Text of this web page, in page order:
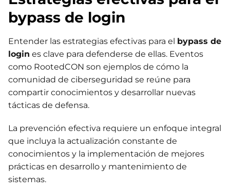
bypass de login
Entender las estrategias efectivas para el bypass de
login es clave para defenderse de ellas. Eventos
como RootedCON son ejemplos de cómo la
comunidad de ciberseguridad se reúne para
compartir conocimientos y desarrollar nuevas
tácticas de defensa.
La prevención efectiva requiere un enfoque integral
que incluya la actualización constante de
conocimientos y la implementación de mejores
prácticas en desarrollo y mantenimiento de
sistemas.